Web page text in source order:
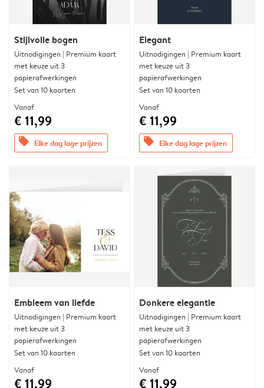
Stijlvolle bogen
Uitnodigingen | Premium kaart
met keuze uit 3
papierafwerkingen
Set van 10 kaarten
Vanaf
€ 11,99
offers Elke dag lage prijzen
Elegant
Uitnodigingen | Premium kaart
met keuze uit 3
papierafwerkingen
Set van 10 kaarten
Vanaf
€ 11,99
offers Elke dag lage prijzen
Embleem van liefde
Uitnodigingen | Premium kaart
met keuze uit 3
papierafwerkingen
Set van 10 kaarten
Vanaf
€ 11,99
Donkere elegantie
Uitnodigingen | Premium kaart
met keuze uit 3
papierafwerkingen
Set van 10 kaarten
Vanaf
€ 11,99